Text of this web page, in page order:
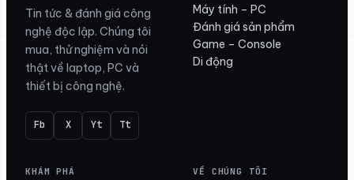
Tin tức & đánh giá công
nghệ độc lập. Chúng tôi
mua, thử nghiệm và nói
thật về laptop, PC và
thiết bị công nghệ.
Fb X Yt Tt
Máy tính – PC
Đánh giá sản phẩm
Game – Console
Di động
KHÁM PHÁ VỀ CHÚNG TÔI